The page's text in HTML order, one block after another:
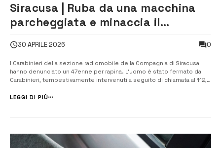
Siracusa | Ruba da una macchina
parcheggiata e minaccia il
30 APRILE 2026 0
I Carabinieri della sezione radiomobile della Compagnia di Siracusa
hanno denunciato un 47enne per rapina. L’uomo è stato fermato dai
Carabinieri, tempestivamente intervenuti a seguito di chiamata al 112,
aveva rubato un booster per avviamento veicoli e un compressore da
LEGGI DI PIÙ